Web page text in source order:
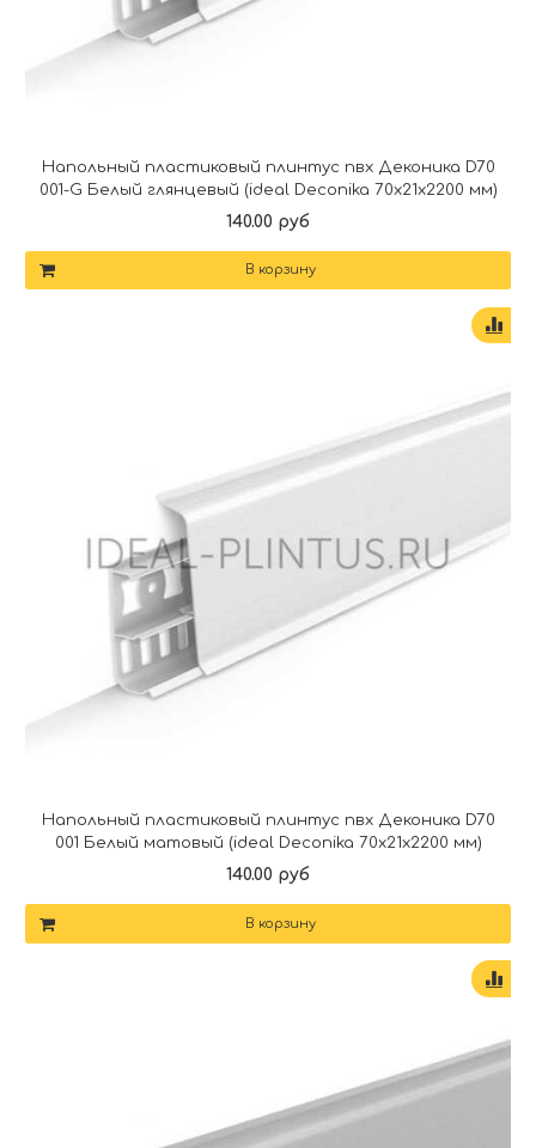
Напольный пластиковый плинтус пвх Деконика D70
001-G Белый глянцевый (ideal Deconika 70х21х2200 мм)
140.00 руб
В корзину
Напольный пластиковый плинтус пвх Деконика D70
001 Белый матовый (ideal Deconika 70х21х2200 мм)
140.00 руб
В корзину